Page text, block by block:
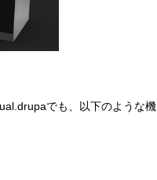
でも、以下のような機